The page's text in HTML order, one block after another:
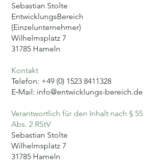
Sebastian Stolte
EntwicklungsBereich
(Einzelunternehmer)
Wilhelmsplatz 7
31785 Hameln
Kontakt
Telefon: +49 (0) 1523 8411328
E‑Mail: info@entwicklungs-bereich.de
Verantwortlich für den Inhalt nach § 55
Abs. 2 RStV
Sebastian Stolte
Wilhelmsplatz 7
31785 Hameln